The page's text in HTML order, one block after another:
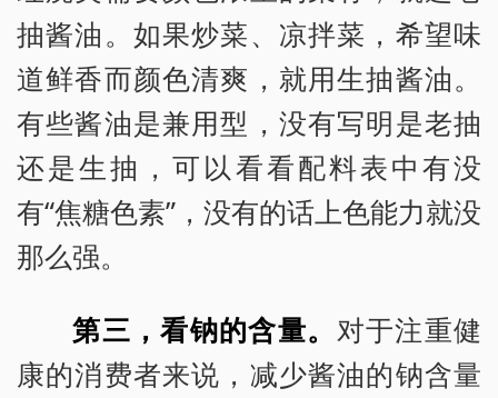
抽酱油。如果炒菜、凉拌菜，希望味
道鲜香而颜色清爽，就用生抽酱油。
有些酱油是兼用型，没有写明是老抽
还是生抽，可以看看配料表中有没
有“焦糖色素”，没有的话上色能力就没
那么强。
第三，看钠的含量。 对于注重健
康的消费者来说，减少酱油的钠含量